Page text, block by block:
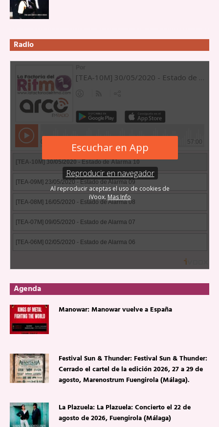
Radio
Agenda
Manowar: Manowar vuelve a España
Festival Sun & Thunder: Festival Sun & Thunder:
Cerrado el cartel de la edición 2026, 27 a 29 de
agosto, Marenostrum Fuengirola (Málaga).
La Plazuela: La Plazuela: Concierto el 22 de
agosto de 2026, Fuengirola (Málaga)